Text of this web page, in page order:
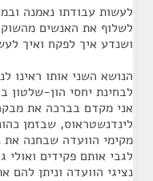
לעשות עבודתו נאמנה
לשלוף את האנשים
ושנדע איך לפקח ואיך
הנושא השני אותו ראינו
אני מקדם בברכה את
לינדנשטראוס, שבזמן
מקימי הוועדה שבחנה את
לגבי אותם פקידים ואולי
נציגי הוועדה וניתן